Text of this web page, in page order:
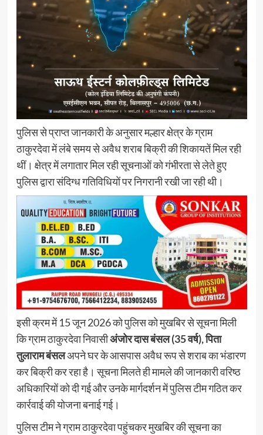
पुलिस से प्राप्त जानकारी के अनुसार मल्हार क्षेत्र के ग्राम
ठाकुरदेवा में लंबे समय से अवैध शराब बिक्री की शिकायतें मिल रही
थीं। क्षेत्र में लगातार मिल रही सूचनाओं को गंभीरता से लेते हुए
पुलिस द्वारा संदिग्ध गतिविधियों पर निगरानी रखी जा रही थी।
इसी क्रम में 15 जून 2026 को पुलिस को मुखबिर से सूचना मिली
कि ग्राम ठाकुरदेवा निवासीअंजोर दास बंसल (35 वर्ष), पिता
तुलाराम बंसलअपने घर के आसपास अवैध रूप से शराब का भंडारण
कर बिक्री कर रहा है। सूचना मिलते ही मामले की जानकारी वरिष्ठ
अधिकारियों को दी गई और उनके मार्गदर्शन में पुलिस टीम गठित कर
कार्रवाई की योजना बनाई गई।
पुलिस टीम ने ग्राम ठाकुरदेवा पहुंचकर मुखबिर की सूचना का